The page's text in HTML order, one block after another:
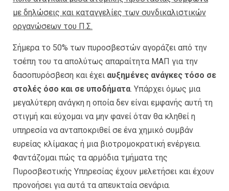
με δηλώσεις και καταγγελίες των συνδικαλιστικών
οργανώσεων του Π.Σ.
Σήμερα το 50% των πυροσβεστών αγοράζει από την
τσέπη του τα απολύτως απαραίτητα ΜΑΠ για την
δασοπυρόσβεση και έχει αυξημένες ανάγκες τόσο σε
στολές όσο και σε υποδήματα. Υπάρχει όμως μια
μεγαλύτερη ανάγκη η οποία δεν είναι εμφανής αυτή τη
στιγμή και εύχομαι να μην φανεί όταν θα κληθεί η
υπηρεσία να ανταποκριθεί σε ένα χημικό συμβάν
ευρείας κλίμακας ή μια βιοτρομοκρατική ενέργεια.
Φαντάζομαι πώς τα αρμόδια τμήματα της
Πυροσβεστικής Υπηρεσίας έχουν μελετήσει και έχουν
προνοήσει για αυτά τα απευκταία σενάρια.